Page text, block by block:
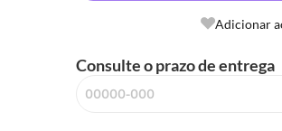
Adicionar
Consulte o prazo de entrega